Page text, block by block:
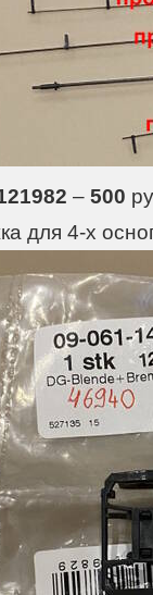
–500
для 4-х